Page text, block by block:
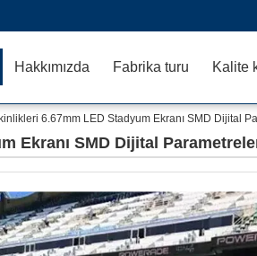
Hakkımızda Fabrika turu Kalite
6.67mm LED Stadyum Ekranı SMD Dijital
Ekranı SMD Dijital